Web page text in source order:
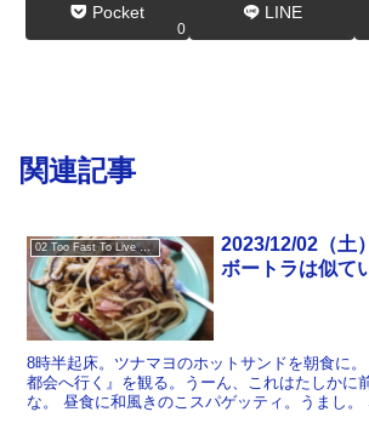
Pocket
0
LINE
関連記事
02 Too Fast To Live Too Young To Die
2023/12/02（土
ボートラは似て
8時半起床。ツナマヨのホットサンドを朝食に
都会へ行く』を観る。うーん、これはたしかに
な。 昼食に和風きのこスパゲッティ。うまし。